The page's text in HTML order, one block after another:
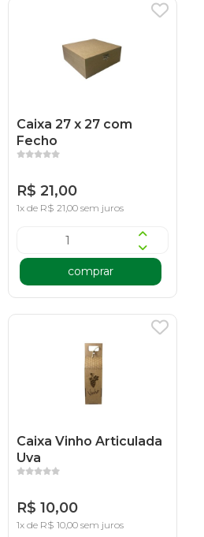
Caixa 27 x 27 com
Fecho
R$ 21,00
1x de R$ 21,00 sem juros
comprar
Caixa Vinho Articulada
Uva
R$ 10,00
1x de R$ 10,00 sem juros